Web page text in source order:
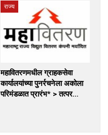
राज्य
महावितरणमधील ग्राहकसेवा
कार्यालयांच्या पुनर्रचनेला अकोला
परिमंडळात प्रारंभ* > तत्पर…